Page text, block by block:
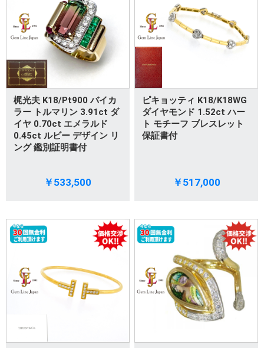
梶光夫 K18/Pt900 バイカ
ラー トルマリン 3.91ct ダ
イヤ 0.70ct エメラルド
0.45ct ルビー デザイン リ
ング 鑑別証明書付
￥533,500
ピキョッティ K18/K18WG
ダイヤモンド 1.52ct ハー
ト モチーフ ブレスレット
保証書付
￥517,000